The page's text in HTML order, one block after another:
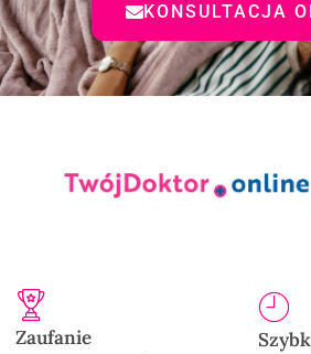
KONSULTACJA
Zaufanie